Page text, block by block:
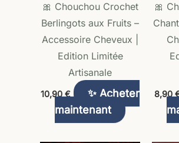
🎀 Chouchou Crochet
Berlingots aux Fruits –
Accessoire Cheveux |
Edition Limitée
Artisanale
10,90 €
✨ Acheter
maintenant
peuvent
être
choisies
la
page
du
🎀
8,90